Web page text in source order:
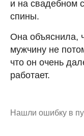
и на свадебном
спины.
Она объяснила,
мужчину не
что он очень
работает.
Нашли ошибку в